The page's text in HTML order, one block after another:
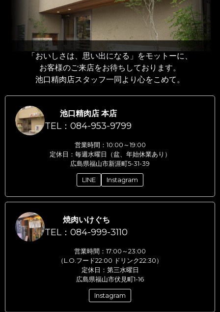
「おいしさは、思い出になる」をモットーに、
お客様のご来店をお待ちしております。
池口精肉店スタッフ一同より心をこめて。
池口精肉店 本店
TEL：084-953-9799
営業時間：10:00～19:00
定休日：毎週水曜日（盆、年始休業あり）
広島県福山市新涯町5-31-39
LINE Instagram
焼肉いけぐち
TEL：084-999-3110
営業時間：17:00～23:00
（L.O.フード22:00 ドリンク22:30）
定休日：第三水曜日
広島県福山市伏見町1-16
Instagram